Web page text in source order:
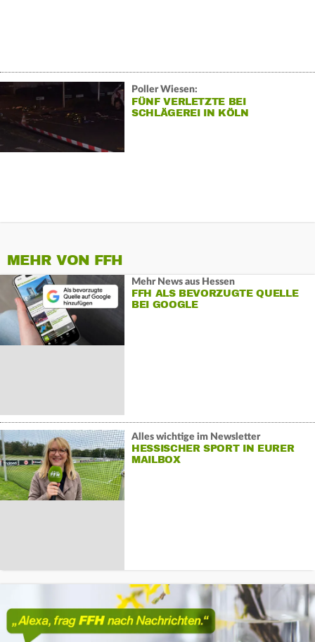
Poller Wiesen:
FÜNF VERLETZTE BEI
SCHLÄGEREI IN KÖLN
MEHR VON FFH
Mehr News aus Hessen
FFH ALS BEVORZUGTE QUELLE
BEI GOOGLE
Alles wichtige im Newsletter
HESSISCHER SPORT IN EURER
MAILBOX